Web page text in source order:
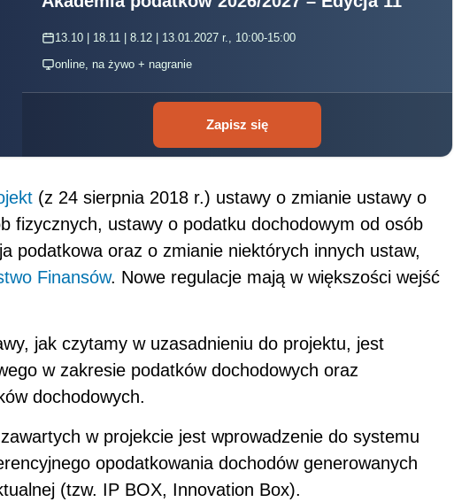
13.10 | 18.11 | 8.12 | 13.01.2027 r., 10:00-15:00
online, na żywo + nagranie
Zapisz się
(z 24 sierpnia 2018 r.) ustawy o zmianie ustawy o
fizycznych, ustawy o podatku dochodowym od osób
podatkowa oraz o zmianie niektórych innych ustaw,
Finansów. Nowe regulacje mają w większości wejść
jak czytamy w uzasadnieniu do projektu, jest
w zakresie podatków dochodowych oraz
dochodowych.
w projekcie jest wprowadzenie do systemu
opodatkowania dochodów generowanych
(tzw. IP BOX, Innovation Box).